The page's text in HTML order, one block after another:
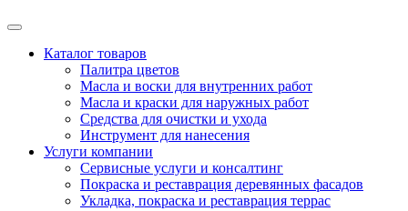
Каталог товаров
Палитра цветов
Масла и воски для внутренних работ
Масла и краски для наружных работ
Средства для очистки и ухода
Инструмент для нанесения
Услуги компании
Сервисные услуги и консалтинг
Покраска и реставрация деревянных фасадов
Укладка, покраска и реставрация террас